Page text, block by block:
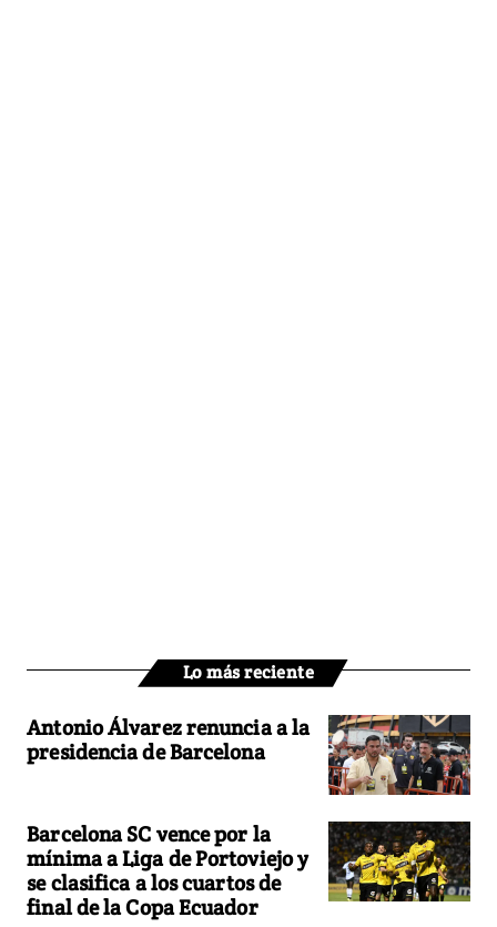
Lo más reciente
Antonio Álvarez renuncia a la
presidencia de Barcelona
Barcelona SC vence por la
mínima a Liga de Portoviejo y
se clasifica a los cuartos de
final de la Copa Ecuador